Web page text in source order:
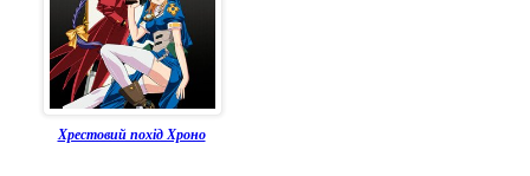
Хрестовий похід Хроно